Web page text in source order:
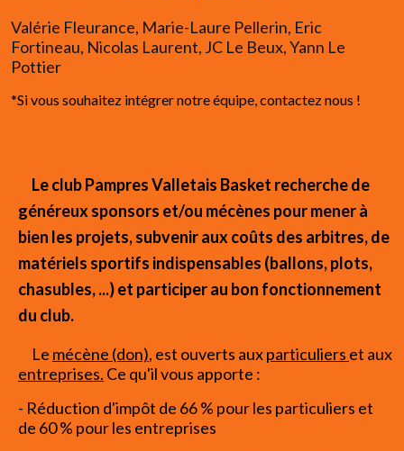
Valérie Fleurance, Marie-Laure Pellerin, Eric
Fortineau, Nicolas Laurent, JC Le Beux, Yann Le
Pottier
*Si vous souhaitez intégrer notre équipe, contactez nous !
Le club Pampres Valletais Basket recherche de
généreux sponsors et/ou mécènes pour mener à
bien les projets, subvenir aux coûts des arbitres, de
matériels sportifs indispensables (ballons, plots,
chasubles, ...) et participer au bon fonctionnement
du club.
Le mécène (don), est ouverts auxparticuliers et aux
entreprises. Ce qu'il vous apporte :
- Réduction d'impôt de 66 % pour les particuliers et
de 60 % pour les entreprises